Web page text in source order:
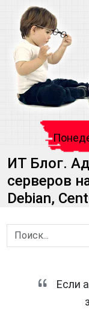
ИТ Блог.
серверов
Debian,
Если